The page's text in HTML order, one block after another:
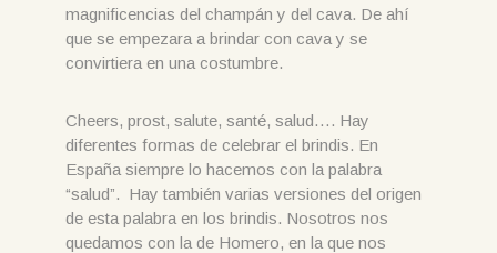
magnificencias del champán y del cava. De ahí
que se empezara a brindar con cava y se
convirtiera en una costumbre.
Cheers, prost, salute, santé, salud…. Hay
diferentes formas de celebrar el brindis. En
España siempre lo hacemos con la palabra
“salud”. Hay también varias versiones del origen
de esta palabra en los brindis. Nosotros nos
quedamos con la de Homero, en la que nos